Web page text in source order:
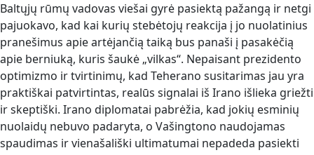
Baltųjų rūmų vadovas viešai gyrė pasiektą pažangą ir netgi
pajuokavo, kad kai kurių stebėtojų reakcija į jo nuolatinius
pranešimus apie artėjančią taiką bus panaši į pasakėčią
apie berniuką, kuris šaukė „vilkas“. Nepaisant prezidento
optimizmo ir tvirtinimų, kad Teherano susitarimas jau yra
praktiškai patvirtintas, realūs signalai iš Irano išlieka griežti
ir skeptiški. Irano diplomatai pabrėžia, kad jokių esminių
nuolaidų nebuvo padaryta, o Vašingtono naudojamas
spaudimas ir vienašališki ultimatumai nepadeda pasiekti